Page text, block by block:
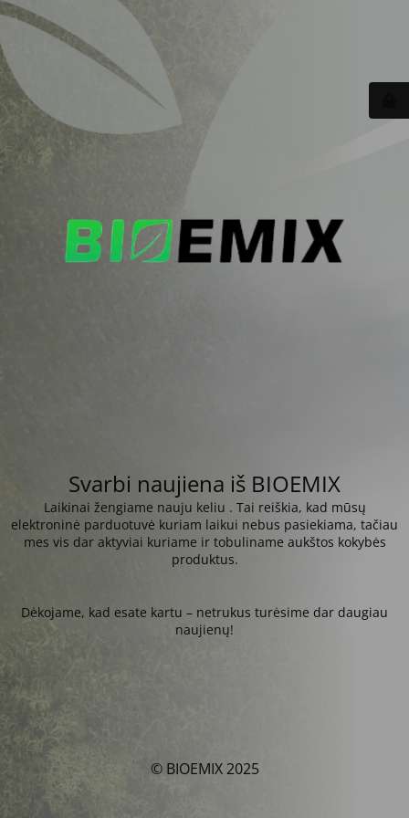
Svarbi naujiena iš BIOEMIX
Laikinai žengiame nauju keliu . Tai reiškia, kad mūsų
elektroninė parduotuvė kuriam laikui nebus pasiekiama, tačiau
mes vis dar aktyviai kuriame ir tobuliname aukštos kokybės
produktus.
Dėkojame, kad esate kartu – netrukus turėsime dar daugiau
naujienų!
© BIOEMIX 2025